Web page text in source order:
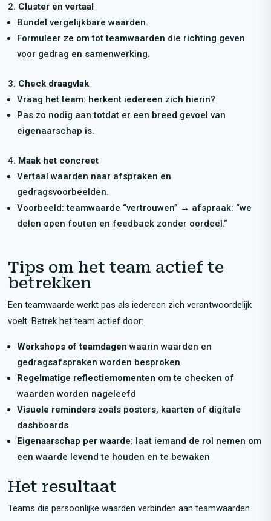
Cluster en vertaal
Bundel vergelijkbare waarden.
Formuleer ze om tot teamwaarden die richting geven
voor gedrag en samenwerking.
Check draagvlak
Vraag het team: herkent iedereen zich hierin?
Pas zo nodig aan totdat er een breed gevoel van
eigenaarschap is.
Maak het concreet
Vertaal waarden naar afspraken en
gedragsvoorbeelden.
Voorbeeld: teamwaarde “vertrouwen” → afspraak: “we
delen open fouten en feedback zonder oordeel.”
Tips om het team actief te
betrekken
Een teamwaarde werkt pas als iedereen zich verantwoordelijk
voelt. Betrek het team actief door:
Workshops of teamdagen waarin waarden en
gedragsafspraken worden besproken
Regelmatige reflectiemomenten om te checken of
waarden worden nageleefd
Visuele reminders zoals posters, kaarten of digitale
dashboards
Eigenaarschap per waarde: laat iemand de rol nemen om
een waarde levend te houden en te bewaken
Het resultaat
Teams die persoonlijke waarden verbinden aan teamwaarden